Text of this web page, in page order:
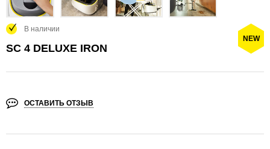
В наличии
SC 4 DELUXE IRON
NEW
ОСТАВИТЬ ОТЗЫВ